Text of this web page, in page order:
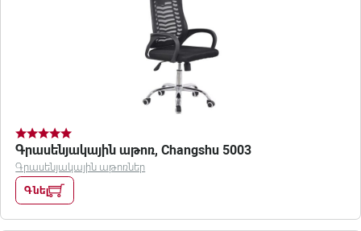
Գրասենյակային աթոռ, Changshu 5003
Գրասենյակային աթոռներ
Գնել